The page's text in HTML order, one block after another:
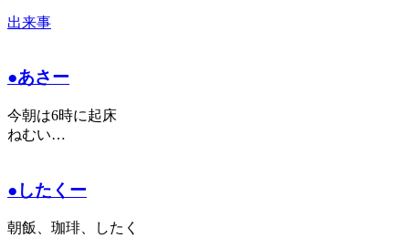
出来事
●あさー
今朝は6時に起床
ねむい…
●したくー
朝飯、珈琲、したく